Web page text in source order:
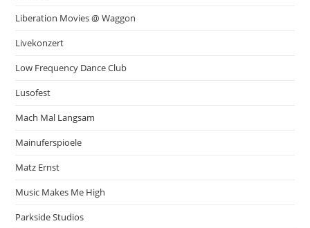
Liberation Movies @ Waggon
Livekonzert
Low Frequency Dance Club
Lusofest
Mach Mal Langsam
Mainuferspioele
Matz Ernst
Music Makes Me High
Parkside Studios